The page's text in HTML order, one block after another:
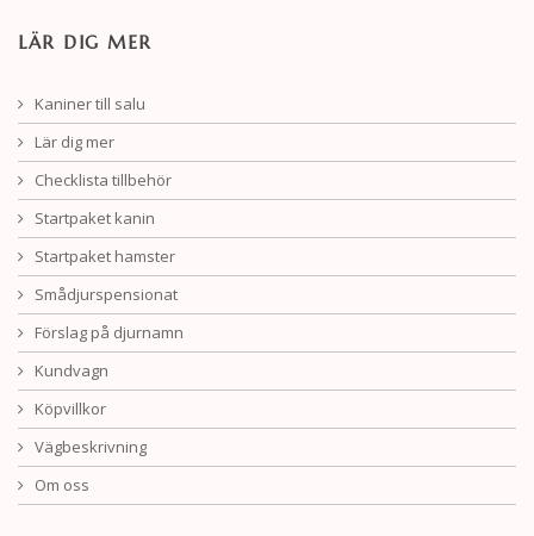
LÄR DIG MER
Kaniner till salu
Lär dig mer
Checklista tillbehör
Startpaket kanin
Startpaket hamster
Smådjurspensionat
Förslag på djurnamn
Kundvagn
Köpvillkor
Vägbeskrivning
Om oss